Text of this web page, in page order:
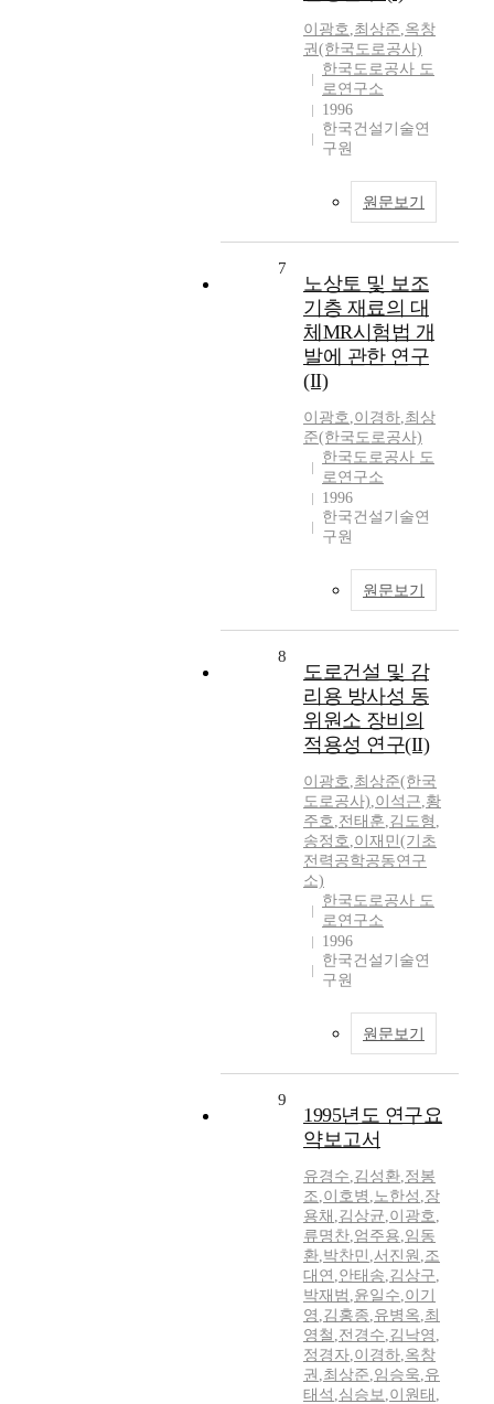
이광호,최상준,옥창
권(한국도로공사)
한국도로공사 도
로연구소
1996
한국건설기술연
구원
원문보기
7
노상토 및 보조
기층 재료의 대
체MR시험법 개
발에 관한 연구
(II)
이광호,이경하,최상
준(한국도로공사)
한국도로공사 도
로연구소
1996
한국건설기술연
구원
원문보기
8
도로건설 및 감
리용 방사성 동
위원소 장비의
적용성 연구(II)
이광호,최상준(한국
도로공사),이석근,황
주호,전태훈,김도형 ,
송정호,이재민(기초
전력공학공동연구
소)
한국도로공사 도
로연구소
1996
한국건설기술연
구원
원문보기
9
1995년도 연구요
약보고서
유경수,김성환,정봉
조,이호병 ,노한성 ,장
용채 ,김상균,이광호,
류명찬,엄주용,임동
환,박찬민 ,서진원 ,조
대연 ,안태송,김상구,
박재범 ,윤일수,이기
영 ,김홍종,유병옥,최
영철 ,전경수,김낙영 ,
정경자,이경하,옥창
권 ,최상준,임승욱,유
태석 ,심승보,이원태 ,